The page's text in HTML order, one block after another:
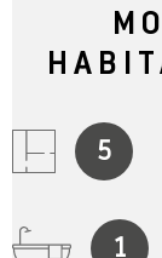
5
1